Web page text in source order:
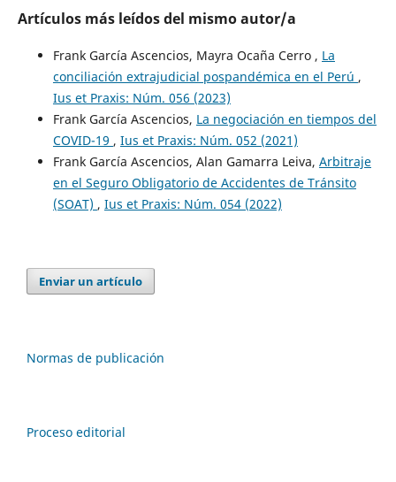
Artículos más leídos del mismo autor/a
Frank García Ascencios, Mayra Ocaña Cerro , La
conciliación extrajudicial pospandémica en el Perú ,
Ius et Praxis: Núm. 056 (2023)
Frank García Ascencios, La negociación en tiempos del
COVID-19 , Ius et Praxis: Núm. 052 (2021)
Frank García Ascencios, Alan Gamarra Leiva, Arbitraje
en el Seguro Obligatorio de Accidentes de Tránsito
(SOAT) , Ius et Praxis: Núm. 054 (2022)
Enviar un artículo
Normas de publicación
Proceso editorial